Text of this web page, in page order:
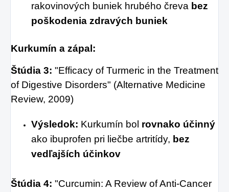
rakovinových buniek hrubého čreva bez
poškodenia zdravých buniek
Kurkumín a zápal:
Štúdia 3: "Efficacy of Turmeric in the Treatment
of Digestive Disorders" (Alternative Medicine
Review, 2009)
Výsledok: Kurkumín bol rovnako účinný
ako ibuprofen pri liečbe artritídy, bez
vedľajších účinkov
Štúdia 4: "Curcumin: A Review of Anti-Cancer